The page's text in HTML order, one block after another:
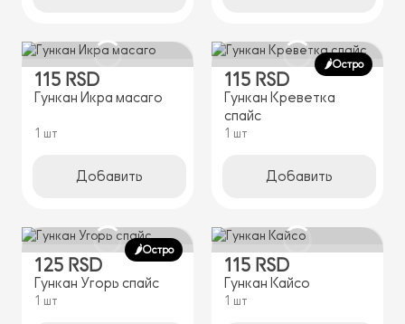
115 RSD
Гункан Икра масаго
1 шт
Добавить
115 RSD
Гункан Креветка
спайс
1 шт
Добавить
🌶️Остро
125 RSD
Гункан Угорь спайс
1 шт
🌶️Остро
115 RSD
Гункан Кайсо
1 шт